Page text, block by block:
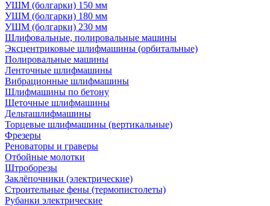
УШМ (болгарки) 150 мм
УШМ (болгарки) 180 мм
УШМ (болгарки) 230 мм
Шлифовальные, полировальные машины
Эксцентриковые шлифмашины (орбитальные)
Полировальные машины
Ленточные шлифмашины
Вибрационные шлифмашины
Шлифмашины по бетону
Щеточные шлифмашины
Дельташлифмашины
Торцевые шлифмашины (вертикальные)
Фрезеры
Реноваторы и граверы
Отбойные молотки
Штроборезы
Заклёпочники (электрические)
Строительные фены (термопистолеты)
Рубанки электрические